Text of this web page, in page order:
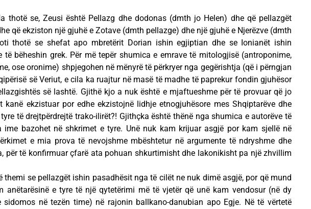
thotë se, Zeusi është Pellazg dhe dodonas (dmth jo Helen) dhe që pellazgët
që ekziston një gjuhë e Zotave (dmth pellazge) dhe një gjuhë e Njerëzve (dmth
thotë se shefat apo mbretërit Dorian ishin egjiptian dhe se Ionianët ishin
të bëheshin grek. Për më tepër shumica e emrave të mitologjisë (antroponime,
ose oronime) shpjegohen në mënyrë të përkryer nga gegërishtja (që i përngjan
së Veriut, e cila ka ruajtur në masë të madhe të paprekur fondin gjuhësor
së lashtë. Gjithë kjo a nuk është e mjaftueshme për të provuar që jo
kanë ekzistuar por edhe ekzistojnë lidhje etnogjuhësore mes Shqiptarëve dhe
të drejtpërdrejtë trako-ilirët?! Gjithçka është thënë nga shumica e autorëve të
ime bazohet në shkrimet e tyre. Unë nuk kam krijuar asgjë por kam sjellë në
e mia prova të nevojshme mbështetur në argumente të ndryshme dhe
për të konfirmuar çfarë ata pohuan shkurtimisht dhe lakonikisht pa një zhvillim
themi se pellazgët ishin pasadhësit nga të cilët ne nuk dimë asgjë, por që mund
anëtarësinë e tyre të një qytetërimi më të vjetër që unë kam vendosur (në dy
sidomos në tezën time) në rajonin ballkano-danubian apo Egje. Në të vërtetë